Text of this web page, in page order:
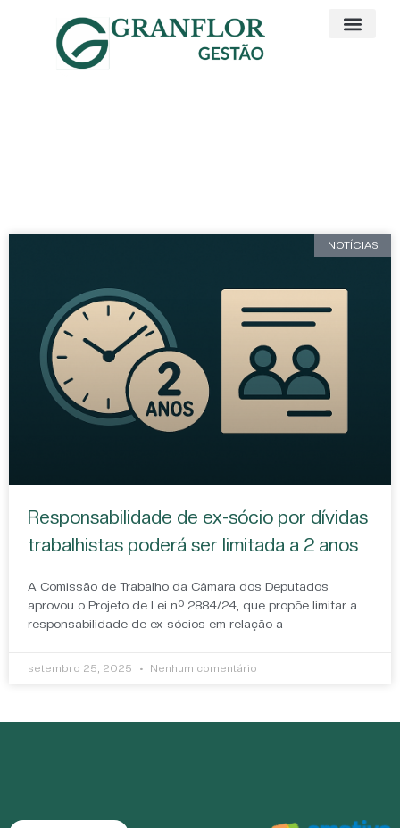
NOTÍCIAS
Responsabilidade de ex-sócio por dívidas
trabalhistas poderá ser limitada a 2 anos
A Comissão de Trabalho da Câmara dos Deputados
aprovou o Projeto de Lei nº 2884/24, que propõe limitar a
responsabilidade de ex-sócios em relação a
setembro 25, 2025 Nenhum comentário